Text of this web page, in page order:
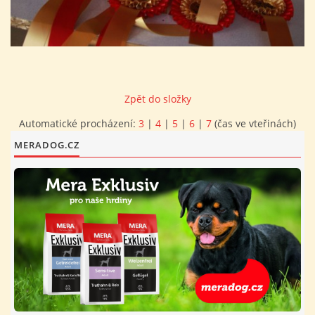
FOTOALBUM
AVZO TSČ ČR CHRUDIM P.S.
VÝBOR KK
Zpět do složky
Automatické procházení: 3 | 4 | 5 | 6 | 7 (čas ve vteřinách)
MERADOG.CZ